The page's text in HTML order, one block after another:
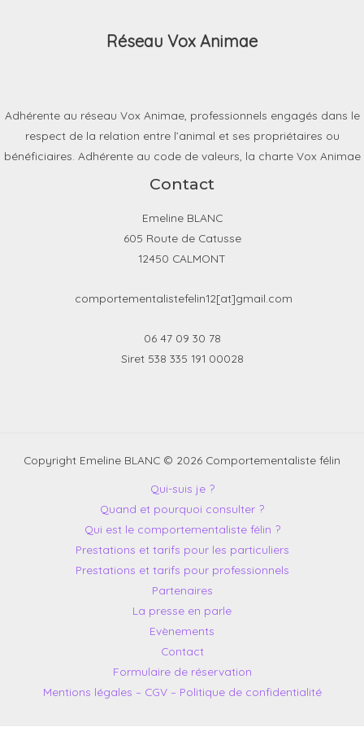
Réseau Vox Animae
Adhérente au réseau Vox Animae, professionnels engagés dans le
respect de la relation entre l’animal et ses propriétaires ou
bénéficiaires. Adhérente au code de valeurs, la charte Vox Animae
Contact
Emeline BLANC
605 Route de Catusse
12450 CALMONT
comportementalistefelin12[at]gmail.com
06 47 09 30 78
Siret 538 335 191 00028
Copyright Emeline BLANC © 2026 Comportementaliste félin
Qui-suis je ?
Quand et pourquoi consulter ?
Qui est le comportementaliste félin ?
Prestations et tarifs pour les particuliers
Prestations et tarifs pour professionnels
Partenaires
La presse en parle
Evènements
Contact
Formulaire de réservation
Mentions légales – CGV – Politique de confidentialité